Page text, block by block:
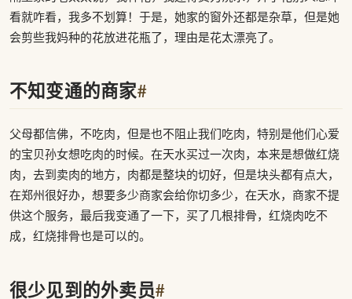
看就咋看，我多不划算！于是，她家的窗外还都是杂草，但是她
会剪些我妈种的花放进花瓶了，理由是花太漂亮了。
不知变通的商家#
父母都信佛，不吃肉，但是也不阻止我们吃肉，特别是他们心爱
的宝贝孙女想吃肉的时候。在天水买过一次肉，本来是想做红烧
肉，去到卖肉的地方，肉都是整块的切好，但是块头都有点大，
在郑州很好办，想要多少商家会给你切多少，在天水，商家不提
供这个服务，最后我变通了一下，买了几根排骨，红烧肉吃不
成，红烧排骨也是可以的。
很少见到的外卖员#